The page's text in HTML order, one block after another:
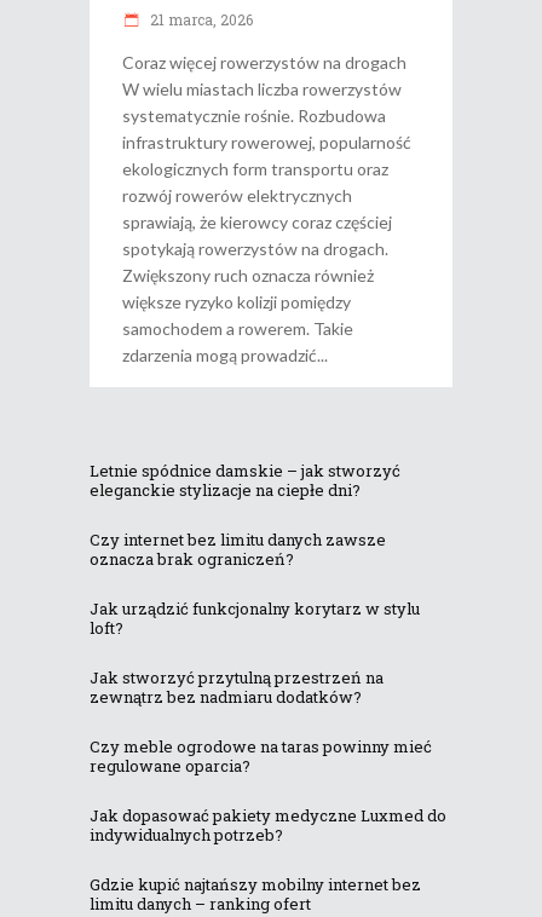
21 marca, 2026
Coraz więcej rowerzystów na drogach
W wielu miastach liczba rowerzystów
systematycznie rośnie. Rozbudowa
infrastruktury rowerowej, popularność
ekologicznych form transportu oraz
rozwój rowerów elektrycznych
sprawiają, że kierowcy coraz częściej
spotykają rowerzystów na drogach.
Zwiększony ruch oznacza również
większe ryzyko kolizji pomiędzy
samochodem a rowerem. Takie
zdarzenia mogą prowadzić
Letnie spódnice damskie – jak stworzyć
eleganckie stylizacje na ciepłe dni?
Czy internet bez limitu danych zawsze
oznacza brak ograniczeń?
Jak urządzić funkcjonalny korytarz w stylu
loft?
Jak stworzyć przytulną przestrzeń na
zewnątrz bez nadmiaru dodatków?
Czy meble ogrodowe na taras powinny mieć
regulowane oparcia?
Jak dopasować pakiety medyczne Luxmed do
indywidualnych potrzeb?
Gdzie kupić najtańszy mobilny internet bez
limitu danych – ranking ofert